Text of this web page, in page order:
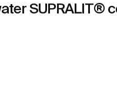
SUPRALIT®